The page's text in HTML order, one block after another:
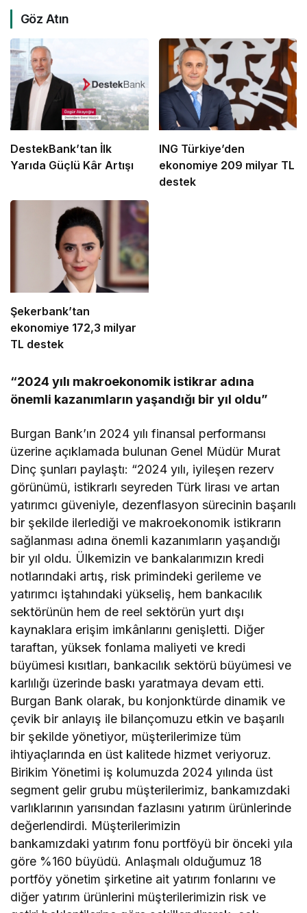
Göz Atın
DestekBank’tan İlk
Yarıda Güçlü Kâr Artışı
ING Türkiye’den
ekonomiye 209 milyar TL
destek
Şekerbank’tan
ekonomiye 172,3 milyar
TL destek
“2024 yılı makroekonomik istikrar adına
önemli kazanımların yaşandığı bir yıl oldu”
Burgan Bank’ın 2024 yılı finansal performansı
üzerine açıklamada bulunan Genel Müdür Murat
Dinç şunları paylaştı: “2024 yılı, iyileşen rezerv
görünümü, istikrarlı seyreden Türk lirası ve artan
yatırımcı güveniyle, dezenflasyon sürecinin başarılı
bir şekilde ilerlediği ve makroekonomik istikrarın
sağlanması adına önemli kazanımların yaşandığı
bir yıl oldu. Ülkemizin ve bankalarımızın kredi
notlarındaki artış, risk primindeki gerileme ve
yatırımcı iştahındaki yükseliş, hem bankacılık
sektörünün hem de reel sektörün yurt dışı
kaynaklara erişim imkânlarını genişletti. Diğer
taraftan, yüksek fonlama maliyeti ve kredi
büyümesi kısıtları, bankacılık sektörü büyümesi ve
karlılığı üzerinde baskı yaratmaya devam etti.
Burgan Bank olarak, bu konjonktürde dinamik ve
çevik bir anlayış ile bilançomuzu etkin ve başarılı
bir şekilde yönetiyor, müşterilerimize tüm
ihtiyaçlarında en üst kalitede hizmet veriyoruz.
Birikim Yönetimi iş kolumuzda 2024 yılında üst
segment gelir grubu müşterilerimiz, bankamızdaki
varlıklarının yarısından fazlasını yatırım ürünlerinde
değerlendirdi. Müşterilerimizin
bankamızdaki yatırım fonu portföyü bir önceki yıla
göre %160 büyüdü. Anlaşmalı olduğumuz 18
portföy yönetim şirketine ait yatırım fonlarını ve
diğer yatırım ürünlerini müşterilerimizin risk ve